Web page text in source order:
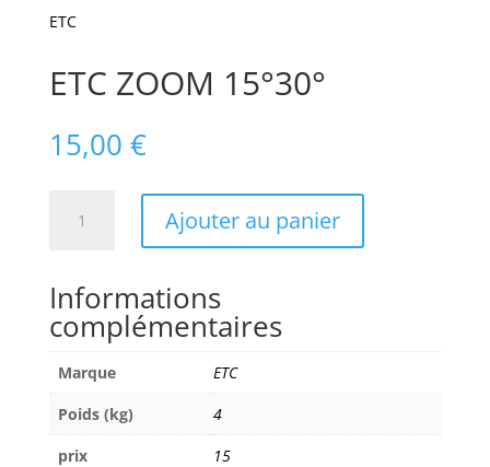
ETC
ETC ZOOM 15°30°
15,00 €
15°30°
Ajouter au panier
Informations
complémentaires
Marque
ETC
Poids (kg)
4
prix
15